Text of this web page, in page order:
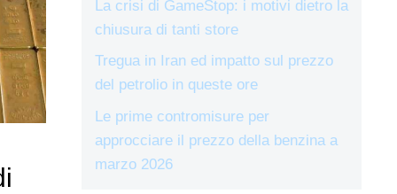
La crisi di GameStop: i motivi dietro la
chiusura di tanti store
Tregua in Iran ed impatto sul prezzo
del petrolio in queste ore
Le prime contromisure per
approcciare il prezzo della benzina a
marzo 2026